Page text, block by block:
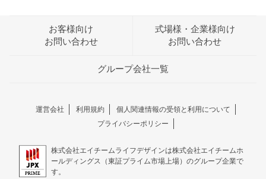
交通機関等を利用された場合や実際の運賃が1,000円
未満の場合も、一律1,000円分の進呈となります。試
ル含む）の場合は対象外です。
年7月26日(日)午前5時00分までに事前参加予約をい
ただいたお客様且つ、イベント当日に会場へ来場さ
れたお客様が対象となります。「婚姻届」と「初め
ての結婚式ガイド」はご来場いただいたのち、友だ
ち追加いただいたLINEより電子データにてお渡しし
ます。
お客様向け
お問い合わせ
式場様・企業様向け
お問い合わせ
グループ会社一覧
運営会社 利用規約
個人関連情報の受領と利用について
プライバシーポリシー
株式会社エイチームライフデザインは株式会社エイチームホ
ールディングス（東証プライム市場上場）のグループ企業で
す。